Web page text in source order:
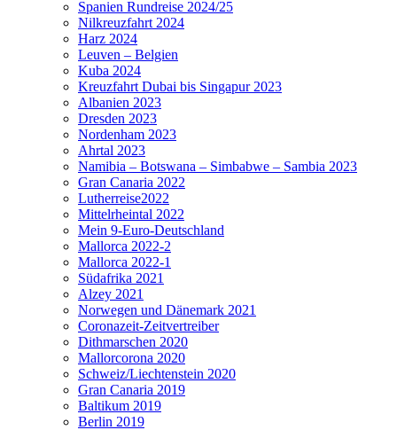
Spanien Rundreise 2024/25
Nilkreuzfahrt 2024
Harz 2024
Leuven – Belgien
Kuba 2024
Kreuzfahrt Dubai bis Singapur 2023
Albanien 2023
Dresden 2023
Nordenham 2023
Ahrtal 2023
Namibia – Botswana – Simbabwe – Sambia 2023
Gran Canaria 2022
Lutherreise2022
Mittelrheintal 2022
Mein 9-Euro-Deutschland
Mallorca 2022-2
Mallorca 2022-1
Südafrika 2021
Alzey 2021
Norwegen und Dänemark 2021
Coronazeit-Zeitvertreiber
Dithmarschen 2020
Mallorcorona 2020
Schweiz/Liechtenstein 2020
Gran Canaria 2019
Baltikum 2019
Berlin 2019